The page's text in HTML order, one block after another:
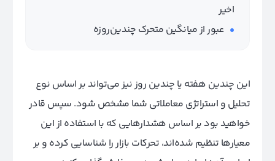
اخیر
عبور از میانگین متحرک چندین‌روزه
این چندین هفته یا چندین روز نیز می‌تواند بر اساس نوع
تحلیل و استراتژی معاملاتی شما مشخص شود. سپس قادر
خواهید بود بر اساس هشدارهایی که با استفاده از این
معیارها تنظیم شده‌اند، تحرکات بازار را شناسایی کرده و بر